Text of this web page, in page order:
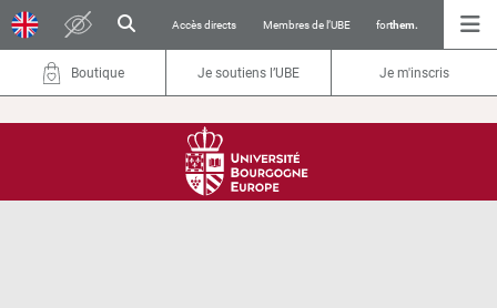
Accès directs Membres de l’UBE forthem.
Boutique Je soutiens l’UBE Je m'inscris